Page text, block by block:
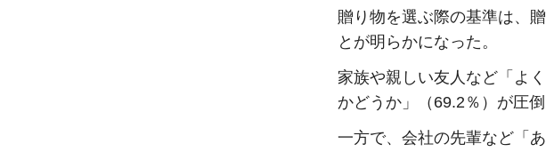
贈り物を選ぶ際の基準は、
とが明らかになった。
家族や親しい友人など「よ
かどうか」（69.2％）が圧倒
一方で、会社の先輩など「